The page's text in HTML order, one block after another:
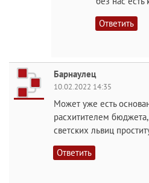
Ответить
Барнаулец
10.02.2022 14:35
Может уже есть
расхитителем
светских львиц
Ответить